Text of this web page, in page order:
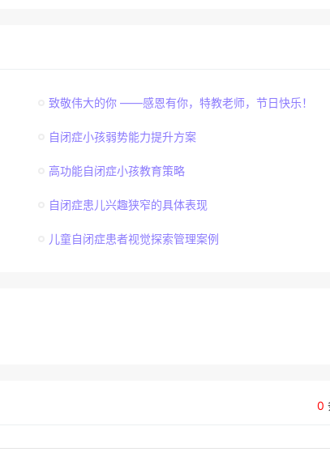
致敬伟大的你 ——感恩有你，特教老师，节日快乐！
自闭症小孩弱势能力提升方案
高功能自闭症小孩教育策略
自闭症患儿兴趣狭窄的具体表现
儿童自闭症患者视觉探索管理案例
0